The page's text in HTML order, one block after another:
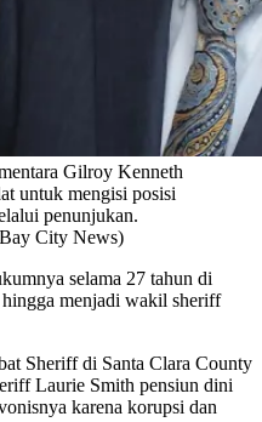
Gilroy Kenneth
untuk mengisi posisi
penunjukan.
City News)
selama 27 tahun di
menjadi wakil sheriff
Sheriff di Santa Clara County
Laurie Smith pensiun dini
karena korupsi dan